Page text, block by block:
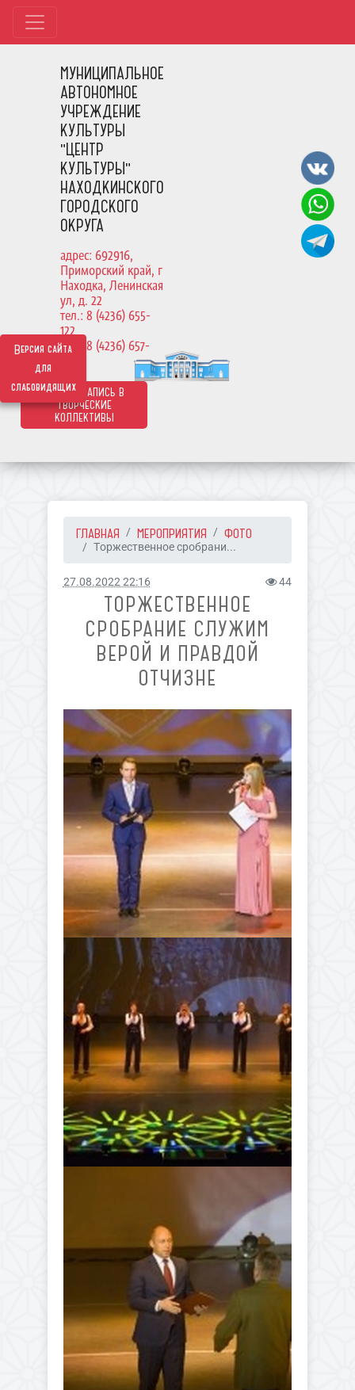
Версия сайта
для
слабовидящих
МУНИЦИПАЛЬНОЕ
АВТОНОМНОЕ
УЧРЕЖДЕНИЕ
КУЛЬТУРЫ
"ЦЕНТР
КУЛЬТУРЫ"
НАХОДКИНСКОГО
ГОРОДСКОГО
ОКРУГА
адрес: 692916,
Приморский край, г
Находка, Ленинская
ул, д. 22
тел.: 8 (4236) 655-
122
тел.: 8 (4236) 657-
ОНЛАЙН ЗАПИСЬ В
ТВОРЧЕСКИЕ
КОЛЛЕКТИВЫ
ГЛАВНАЯ МЕРОПРИЯТИЯ ФОТО
Торжественное сробрани...
27.08.2022 22:16 44
ТОРЖЕСТВЕННОЕ
СРОБРАНИЕ СЛУЖИМ
ВЕРОЙ И ПРАВДОЙ
ОТЧИЗНЕ